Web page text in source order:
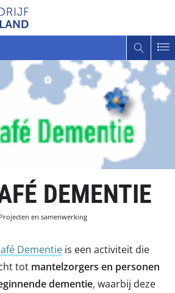
DEMENTIE
Projecten en samenwerking
Dementie is een activiteit die
tot mantelzorgers en personen
dementie, waarbij deze